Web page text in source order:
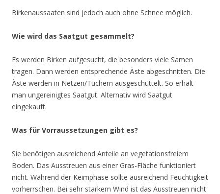
Birkenaussaaten sind jedoch auch ohne Schnee möglich.
Wie wird das Saatgut gesammelt?
Es werden Birken aufgesucht, die besonders viele Samen
tragen. Dann werden entsprechende Äste abgeschnitten. Die
Äste werden in Netzen/Tüchern ausgeschüttelt. So erhält
man ungereinigtes Saatgut. Alternativ wird Saatgut
eingekauft.
Was für Vorraussetzungen gibt es?
Sie benötigen ausreichend Anteile an vegetationsfreiem
Boden. Das Ausstreuen aus einer Gras-Fläche funktioniert
nicht. Während der Keimphase sollte ausreichend Feuchtigkeit
vorherrschen. Bei sehr starkem Wind ist das Ausstreuen nicht